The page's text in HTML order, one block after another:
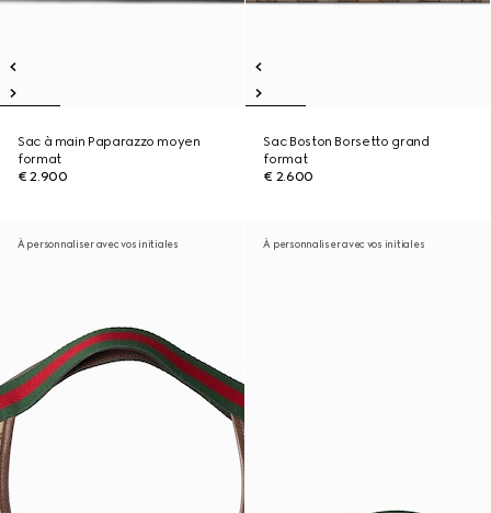
Sac à main Paparazzo moyen
format
€ 2.900
Sac Boston Borsetto grand
format
€ 2.600
À personnaliser avec vos initiales À personnaliser avec vos initiales